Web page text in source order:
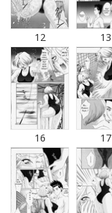
12 13
16 17